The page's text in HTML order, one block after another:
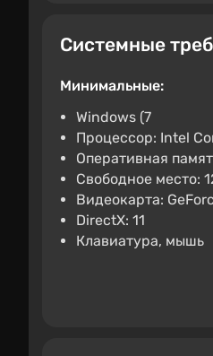
Системные
Минимальные:
Windows (7
Процессор: Intel
Оперативная
Свободное место:
Видеокарта:
DirectX: 11
Клавиатура, мышь